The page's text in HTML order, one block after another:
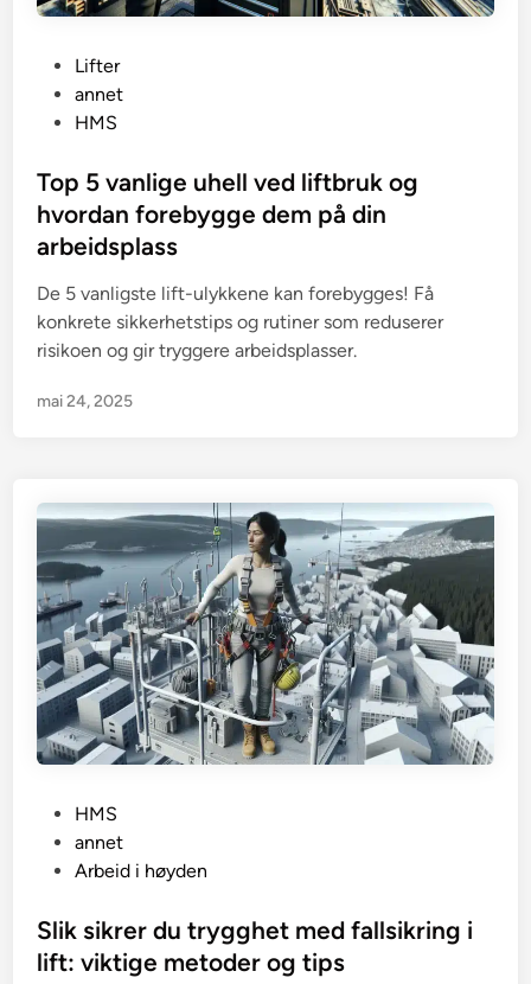
e
d
Lifter
annet
HMS
Top 5 vanlige uhell ved liftbruk og
hvordan forebygge dem på din
arbeidsplass
De 5 vanligste lift-ulykkene kan forebygges! Få
konkrete sikkerhetstips og rutiner som reduserer
risikoen og gir tryggere arbeidsplasser.
mai 24, 2025
e
d
HMS
annet
Arbeid i høyden
Slik sikrer du trygghet med fallsikring i
lift: viktige metoder og tips